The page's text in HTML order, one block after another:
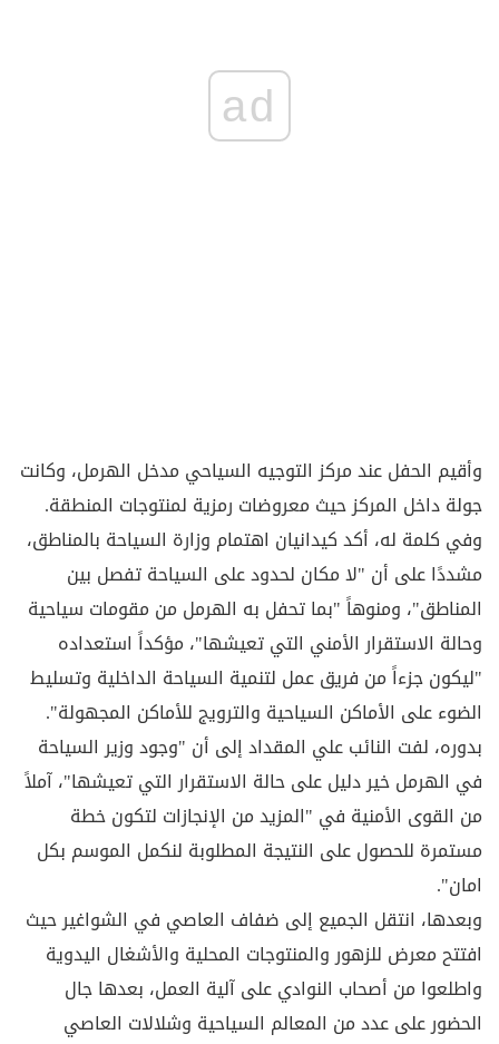
ad
وأقيم الحفل عند مركز التوجيه السياحي مدخل الهرمل، وكانت
جولة داخل المركز حيث معروضات رمزية لمنتوجات المنطقة.
وفي كلمة له، أكد كيدانيان اهتمام وزارة السياحة بالمناطق،
مشددًا على أن "لا مكان لحدود على السياحة تفصل بين
المناطق"، ومنوهاً "بما تحفل به الهرمل من مقومات سياحية
وحالة الاستقرار الأمني التي تعيشها"، مؤكداً استعداده
"ليكون جزءاً من فريق عمل لتنمية السياحة الداخلية وتسليط
الضوء على الأماكن السياحية والترويج للأماكن المجهولة".
بدوره، لفت النائب علي المقداد إلى أن "وجود وزير السياحة
في الهرمل خير دليل على حالة الاستقرار التي تعيشها"، آملاً
من القوى الأمنية في "المزيد من الإنجازات لتكون خطة
مستمرة للحصول على النتيجة المطلوبة لنكمل الموسم بكل
امان".
وبعدها، انتقل الجميع إلى ضفاف العاصي في الشواغير حيث
افتتح معرض للزهور والمنتوجات المحلية والأشغال اليدوية
واطلعوا من أصحاب النوادي على آلية العمل، بعدها جال
الحضور على عدد من المعالم السياحية وشلالات العاصي